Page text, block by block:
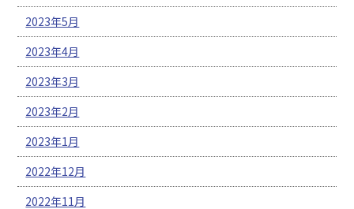
2023年5月
2023年4月
2023年3月
2023年2月
2023年1月
2022年12月
2022年11月